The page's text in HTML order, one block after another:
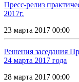
Пресс-релиз
2017г.
23 марта 2017 00:00
Решения заседания
24 марта 2017 года
28 марта 2017 00:00